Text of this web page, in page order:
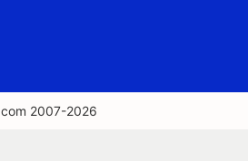
2007-2026